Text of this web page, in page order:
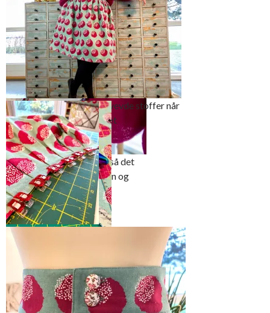
Dette skjørtet kan styles så det
passer både om sommeren og
vinteren
Foldeskjørt er perfekt til vevde stoffer når
du vil ha litt vidde i skjørtet
Kokka er et japansk
merke som har nydelig
myke 100%
bomullsstoffer som er
vevd med lerretsbinding
Stoffet er ikke så
bredt ca 110 cm, men
det er rikelig til å lage
folder. Om du vil ha
dype folder så beregn
en ekstra høyde stoff.